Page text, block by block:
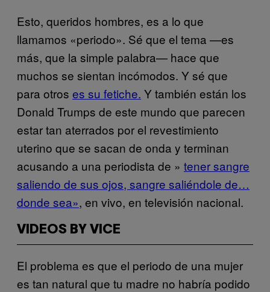
Esto, queridos hombres, es a lo que
llamamos «periodo». Sé que el tema —es
más, que la simple palabra— hace que
muchos se sientan incómodos. Y sé que
para otros es su fetiche. Y también están los
Donald Trumps de este mundo que parecen
estar tan aterrados por el revestimiento
uterino que se sacan de onda y terminan
acusando a una periodista de » tener sangre
saliendo de sus ojos, sangre saliéndole de…
donde sea», en vivo, en televisión nacional.
VIDEOS BY VICE
El problema es que el periodo de una mujer
es tan natural que tu madre no habría podido